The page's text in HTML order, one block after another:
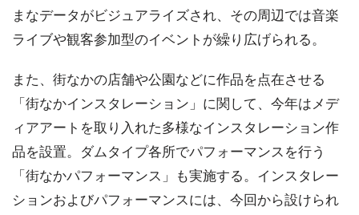
まなデータがビジュアライズされ、その周辺では音楽
ライブや観客参加型のイベントが繰り広げられる。
また、街なかの店舗や公園などに作品を点在させる
「街なかインスタレーション」に関して、今年はメデ
ィアアートを取り入れた多様なインスタレーション作
品を設置。ダムタイプ各所でパフォーマンスを行う
「街なかパフォーマンス」も実施する。インスタレー
ションおよびパフォーマンスには、今回から設けられ